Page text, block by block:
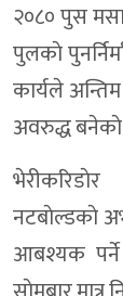
२०८० पुस
पुलकाे
कार्यले
अवरुद्ध बनेकाे
नटबाेल्डकाे
आबश्यक पर्ने